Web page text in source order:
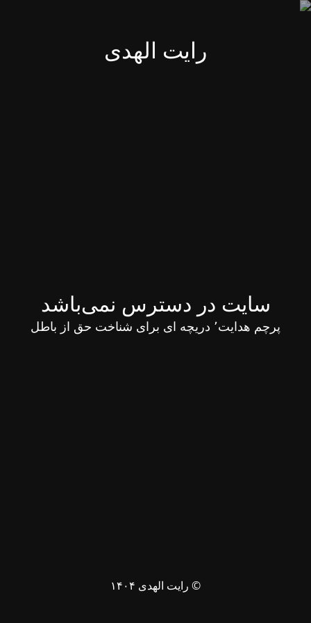
رایت الهدی
سایت در دسترس نمی‌باشد
پرچم هدایت٬ دریچه ای برای شناخت حق از باطل
© رایت الهدی ۱۴۰۴